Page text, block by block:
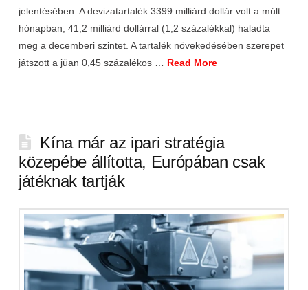
jelentésében. A devizatartalék 3399 milliárd dollár volt a múlt
hónapban, 41,2 milliárd dollárral (1,2 százalékkal) haladta
meg a decemberi szintet. A tartalék növekedésében szerepet
játszott a jüan 0,45 százalékos … Read More
Kína már az ipari stratégia
közepébe állította, Európában csak
játéknak tartják